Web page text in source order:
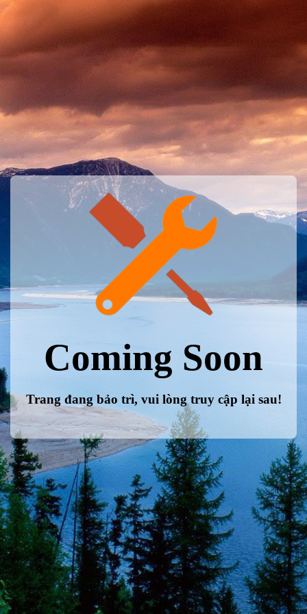
Coming Soon
Trang đang bảo trì, vui lòng truy cập lại sau!